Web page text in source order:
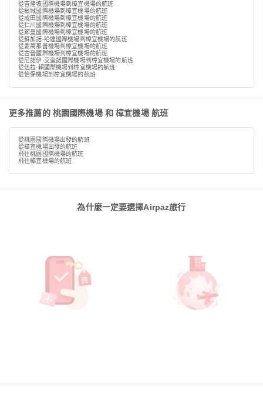
從吉隆坡國際機場到樟宜機場的航班
從檳城國際機場到樟宜機場的航班
從成田國際機場到樟宜機場的航班
從仁川國際機場到樟宜機場的航班
從廊曼國際機場到樟宜機場的航班
從蘇加諾-哈達國際機場到樟宜機場的航班
從素萬那普機場到樟宜機場的航班
從古晉國際機場到樟宜機場的航班
從尼諾伊·艾奎諾國際機場到樟宜機場的航班
從伍拉·賴國際機場到樟宜機場的航班
從怡保機場到樟宜機場的航班
更多推薦的 桃園國際機場 和 樟宜機場 航班
從桃園國際機場出發的航班
從樟宜機場出發的航班
飛往桃園國際機場的航班
飛往樟宜機場的航班
為什麼一定要選擇Airpaz旅行